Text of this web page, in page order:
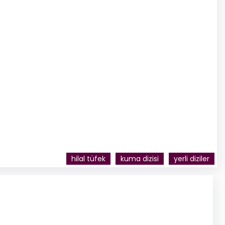
hilal tüfek kuma dizisi yerli diziler